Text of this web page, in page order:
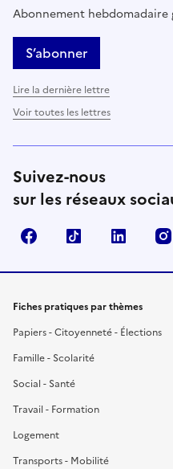
Abonnement hebdomadaire
S’abonner
Lire la dernière lettre
Voir toutes les lettres
Suivez-nous
sur les réseaux
FacebookTikTok
Fiches pratiques par thèmes
Papiers - Citoyenneté - Élections
Famille - Scolarité
Social - Santé
Travail - Formation
Logement
Transports - Mobilité